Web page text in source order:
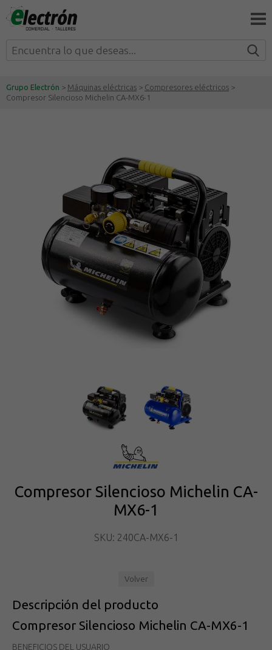
Grupo Electrón > Máquinas eléctricas > Compresores eléctricos >
Compresor Silencioso Michelin CA-MX6-1
Compresor Silencioso Michelin CA-
MX6-1
SKU: 240CA-MX6-1
Volver
Descripción del producto
Compresor Silencioso Michelin CA-MX6-1
BENEFICIOS DEL USUARIO